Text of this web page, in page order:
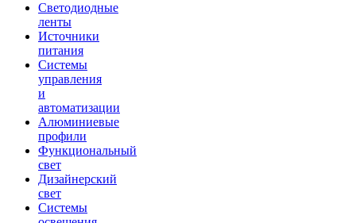
Светодиодные
ленты
Источники
питания
Системы
управления
и
автоматизации
Алюминиевые
профили
Функциональный
свет
Дизайнерский
свет
Системы